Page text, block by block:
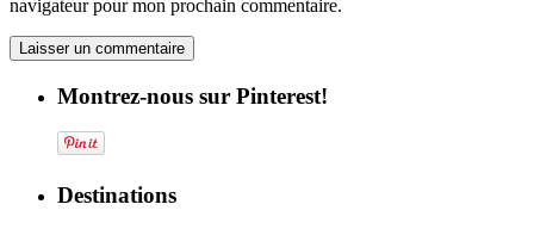
navigateur pour mon prochain commentaire.
Montrez-nous sur Pinterest!
Destinations